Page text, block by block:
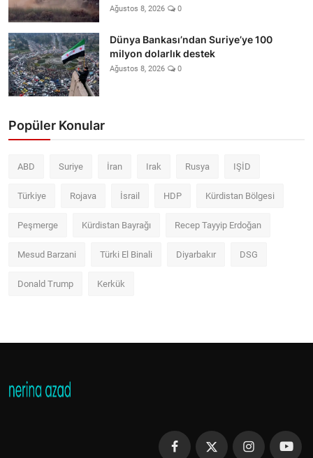
Ağustos 8, 2026 0
Dünya Bankası’ndan Suriye’ye 100
milyon dolarlık destek
Ağustos 8, 2026 0
Popüler Konular
ABD Suriye İran Irak Rusya IŞİD
Türkiye Rojava İsrail HDP Kürdistan Bölgesi
Peşmerge Kürdistan Bayrağı Recep Tayyip Erdoğan
Mesud Barzani Türki El Binali Diyarbakır DSG
Donald Trump Kerkük